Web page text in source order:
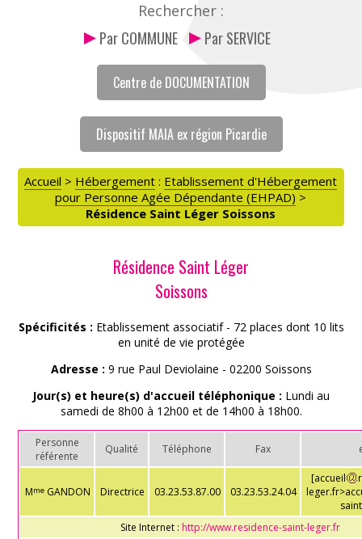
AIDE AUX AIDANTS
ASSOCIATIONS
ROMPRE LA SOLITUDE
Rechercher :
Par COMMUNE Par SERVICE
Centre de DOCUMENTATION
Dispositif MAIA ex région Picardie
Accueil > Hébergement : Etablissement d'Hébergement
pour Personne Agée Dépendante (EHPAD) >
Résidence Saint Léger Soissons
Résidence Saint Léger
Soissons
Spécificités : Etablissement associatif - 72 places dont 10 lits
en unité de vie protégée
Adresse : 9 rue Paul Deviolaine - 02200 Soissons
Jour(s) et heure(s) d'accueil téléphonique : Lundi au
samedi de 8h00 à 12h00 et de 14h00 à 18h00.
Personne
référente
Qualité Téléphone Fax
MmeGANDON Directrice 03.23.53.87.00 03.23.53.24.04
[accueil
Site Internet : http://www.residence-saint-leger.fr